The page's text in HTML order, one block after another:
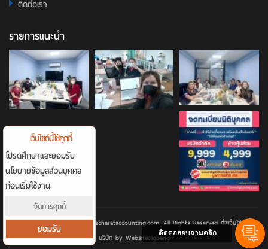
ติดต่อเรา
รายการแนะนำ
Copyright © 2026 www.techarataccounting.com. All Rights Reserved ทำเว็บไซต์
บริษัทby WebsiteBigbangติดต่อสอบถามคลิก
เว็บไซต์นี้ใช้คุกกี้
โปรดศึกษาและยอมรับ
นโยบายข้อมูลส่วนบุคคล
ก่อนเริ่มใช้งาน
จัดการคุกกี้
ยอมรับ